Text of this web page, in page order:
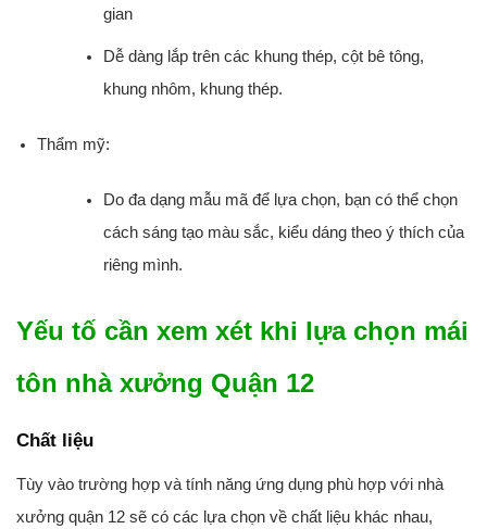
gian
Dễ dàng lắp trên các khung thép, cột bê tông,
khung nhôm, khung thép.
Thẩm mỹ:
Do đa dạng mẫu mã để lựa chọn, bạn có thể chọn
cách sáng tạo màu sắc, kiểu dáng theo ý thích của
riêng mình.
Yếu tố cần xem xét khi lựa chọn mái
tôn nhà xưởng Quận 12
Chất liệu
Tùy vào trường hợp và tính năng ứng dụng phù hợp với nhà
xưởng quận 12 sẽ có các lựa chọn về chất liệu khác nhau,